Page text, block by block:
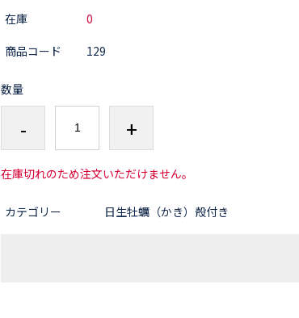
在庫
0
商品コード
129
数量
- +
在庫切れのため注文いただけません。
カテゴリー 日生牡蠣（かき）殻付き